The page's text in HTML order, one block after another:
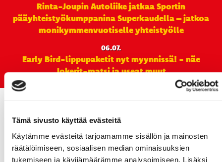
Tämä sivusto käyttää evästeitä
Käytämme evästeitä tarjoamamme sisällön ja mainosten
räätälöimiseen, sosiaalisen median ominaisuuksien
tukemiseen ja kävijämäärämme analysoimiseen. Lisäksi
Rinta-Joupin Autoliike jatkaa Sportin
pääyhteistyökumppanina Superkaudella – jatkoa
monikymmenvuotiselle yhteistyölle
06.07.
Early Bird-lippupaketit nyt myynnissä! - näe
Jokerit-matsi ja useat muut